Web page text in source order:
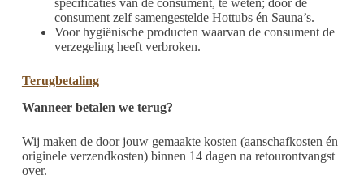
specificaties van de consument, te weten; door de
consument zelf samengestelde Hottubs én Sauna’s.
Voor hygiënische producten waarvan de consument de
verzegeling heeft verbroken.
Terugbetaling
Wanneer betalen we terug?
Wij maken de door jouw gemaakte kosten (aanschafkosten én
originele verzendkosten) binnen 14 dagen na retourontvangst
over.